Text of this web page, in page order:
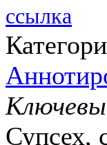
ссылка
Супсех,